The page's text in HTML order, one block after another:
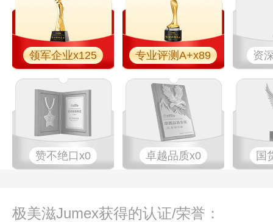
领军企业x125 专业评测A+x89 资
赞不绝口x0 卓越品质x0 国
极美滋Jumex获得的认证/荣誉：